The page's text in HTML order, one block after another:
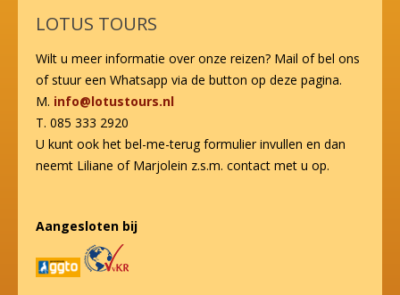
LOTUS TOURS
Wilt u meer informatie over onze reizen? Mail of bel ons
of stuur een Whatsapp via de button op deze pagina.
M. info@lotustours.nl
T. 085 333 2920
U kunt ook het bel-me-terug formulier invullen en dan
neemt Liliane of Marjolein z.s.m. contact met u op.
Aangesloten bij